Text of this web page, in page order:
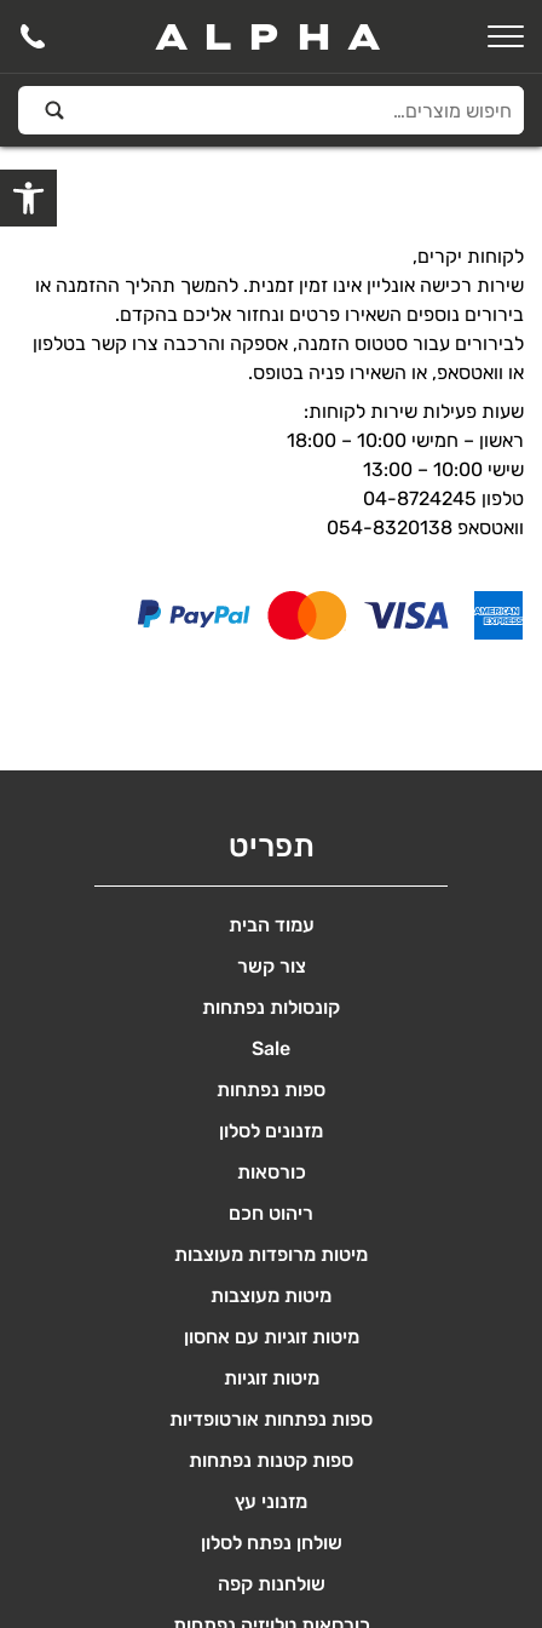
פתח
ALPHA
לקוחות יקרים,
שירות רכישה אונליין אינו זמין זמנית. להמשך תהליך ההזמנה או
בירורים נוספים השאירו פרטים ונחזור אליכם בהקדם.
לבירורים עבור סטטוס הזמנה, אספקה והרכבה צרו קשר בטלפון
או וואטסאפ, או השאירו פניה בטופס.
שעות פעילות שירות לקוחות:
ראשון – חמישי 10:00 – 18:00
שישי 10:00 – 13:00
טלפון 04-8724245
וואטסאפ 054-8320138
תפריט
עמוד הבית
צור קשר
קונסולות נפתחות
Sale
ספות נפתחות
מזנונים לסלון
כורסאות
ריהוט חכם
מיטות מרופדות מעוצבות
מיטות מעוצבות
מיטות זוגיות עם אחסון
מיטות זוגיות
ספות נפתחות אורטופדיות
ספות קטנות נפתחות
מזנוני עץ
שולחן נפתח לסלון
שולחנות קפה